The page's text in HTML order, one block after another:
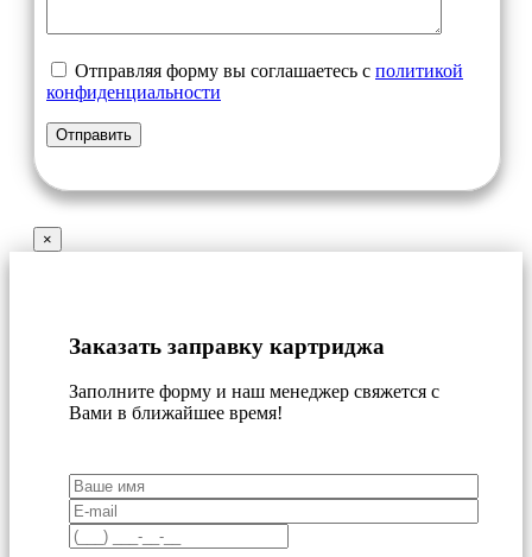
Отправляя форму вы соглашаетесь с политикой
конфиденциальности
×
Заказать заправку картриджа
Заполните форму и наш менеджер свяжется с
Вами в ближайшее время!